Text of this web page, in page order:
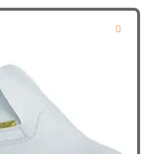
meerdere
kan
gekozen
worden
op
de
productpagina